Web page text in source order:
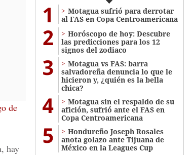
de
hay
1
Motagua sufrió para derrotar
al FAS en Copa Centroamericana
2
Horóscopo de hoy: Descubre
las predicciones para los 12
signos del zodiaco
3
Motagua vs FAS: barra
salvadoreña denuncia lo que le
hicieron y, ¿quién es la bella
chica?
4
Motagua sin el respaldo de su
afición, sufrió ante el FAS en
Copa Centroamericana
5
Hondureño Joseph Rosales
anota golazo ante Tijuana de
México en la Leagues Cup